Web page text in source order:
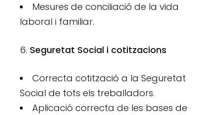
Mesures de conciliació de la vida
laboral i familiar.
Seguretat Social i cotitzacions
Correcta cotització a la Seguretat
Social de tots els treballadors.
Aplicació correcta de les bases de